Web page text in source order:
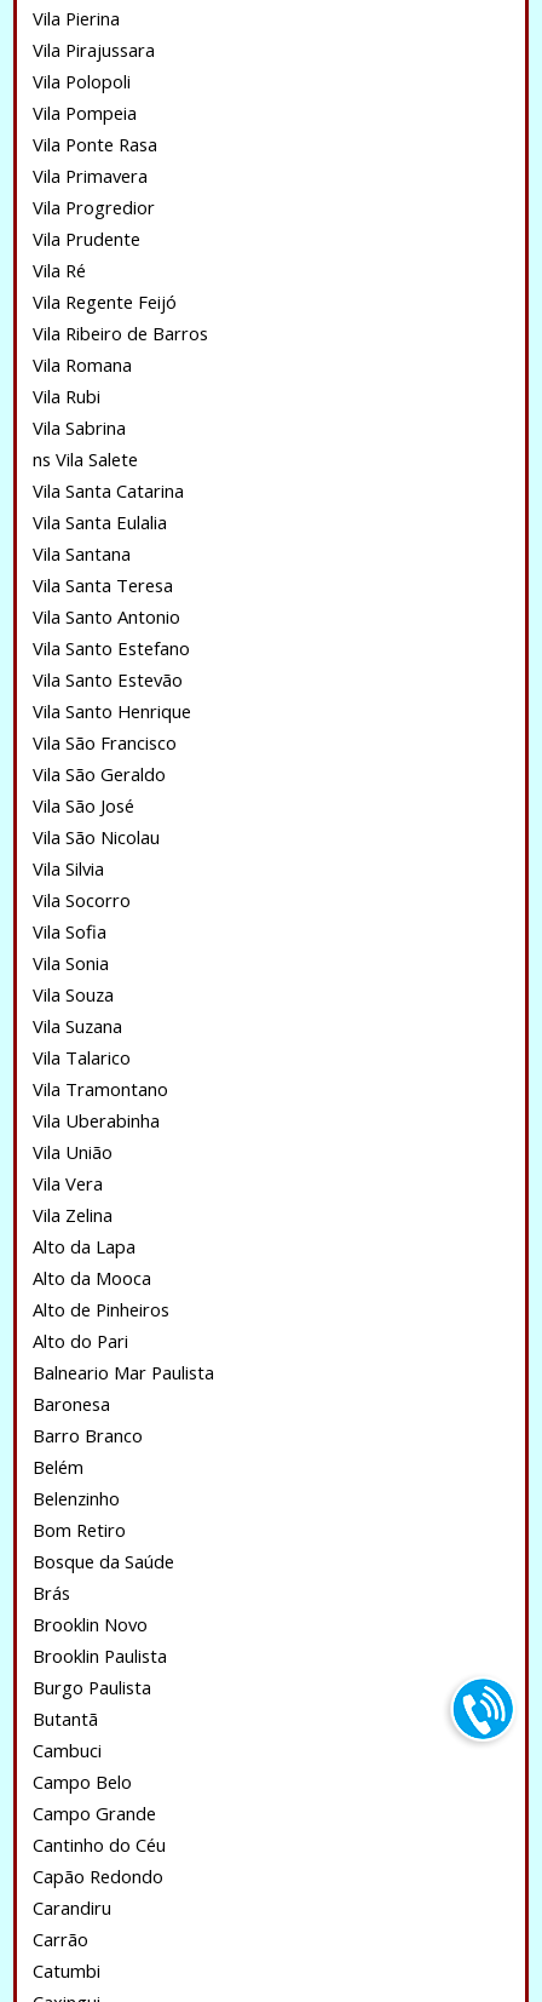
Vila Pierina
Vila Pirajussara
Vila Polopoli
Vila Pompeia
Vila Ponte Rasa
Vila Primavera
Vila Progredior
Vila Prudente
Vila Ré
Vila Regente Feijó
Vila Ribeiro de Barros
Vila Romana
Vila Rubi
Vila Sabrina
ns Vila Salete
Vila Santa Catarina
Vila Santa Eulalia
Vila Santana
Vila Santa Teresa
Vila Santo Antonio
Vila Santo Estefano
Vila Santo Estevão
Vila Santo Henrique
Vila São Francisco
Vila São Geraldo
Vila São José
Vila São Nicolau
Vila Silvia
Vila Socorro
Vila Sofia
Vila Sonia
Vila Souza
Vila Suzana
Vila Talarico
Vila Tramontano
Vila Uberabinha
Vila União
Vila Vera
Vila Zelina
Alto da Lapa
Alto da Mooca
Alto de Pinheiros
Alto do Pari
Balneario Mar Paulista
Baronesa
Barro Branco
Belém
Belenzinho
Bom Retiro
Bosque da Saúde
Brás
Brooklin Novo
Brooklin Paulista
Burgo Paulista
Butantã
Cambuci
Campo Belo
Campo Grande
Cantinho do Céu
Capão Redondo
Carandiru
Carrão
Catumbi